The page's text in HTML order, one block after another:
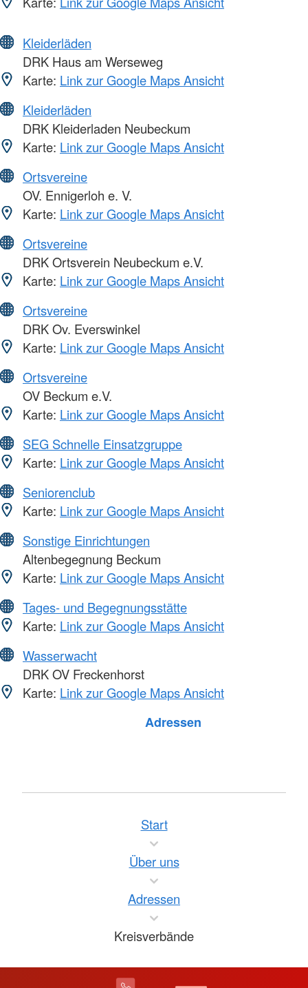
Kleiderläden
DRK Haus am Werseweg
Karte: Link zur Google Maps Ansicht
Kleiderläden
DRK Kleiderladen Neubeckum
Karte: Link zur Google Maps Ansicht
Ortsvereine
OV. Ennigerloh e. V.
Karte: Link zur Google Maps Ansicht
Ortsvereine
DRK Ortsverein Neubeckum e.V.
Karte: Link zur Google Maps Ansicht
Ortsvereine
DRK Ov. Everswinkel
Karte: Link zur Google Maps Ansicht
Ortsvereine
OV Beckum e.V.
Karte: Link zur Google Maps Ansicht
SEG Schnelle Einsatzgruppe
Karte: Link zur Google Maps Ansicht
Seniorenclub
Karte: Link zur Google Maps Ansicht
Sonstige Einrichtungen
Altenbegegnung Beckum
Karte: Link zur Google Maps Ansicht
Tages- und Begegnungsstätte
Karte: Link zur Google Maps Ansicht
Wasserwacht
DRK OV Freckenhorst
Karte: Link zur Google Maps Ansicht
Adressen
Start
Über uns
Adressen
Kreisverbände